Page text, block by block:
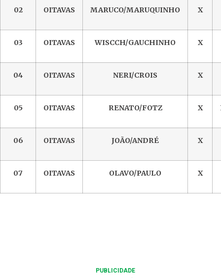
02 OITAVAS MARUCO/MARUQUINHO X
03 OITAVAS WISCCH/GAUCHINHO X
04 OITAVAS NERI/CROIS X
05 OITAVAS RENATO/FOTZ X
06 OITAVAS JOÃO/ANDRÉ X
07 OITAVAS OLAVO/PAULO X
PUBLICIDADE